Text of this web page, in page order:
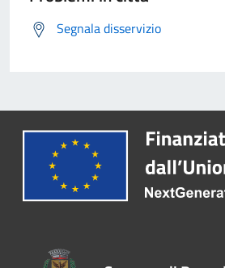
Segnala disservizio